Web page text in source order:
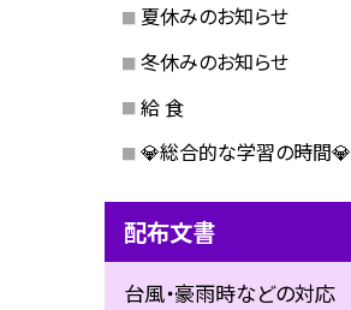
夏休みのお知らせ
冬休みのお知らせ
給 食
💎総合的な学習の時間💎
配布文書
台風・豪雨時などの対応